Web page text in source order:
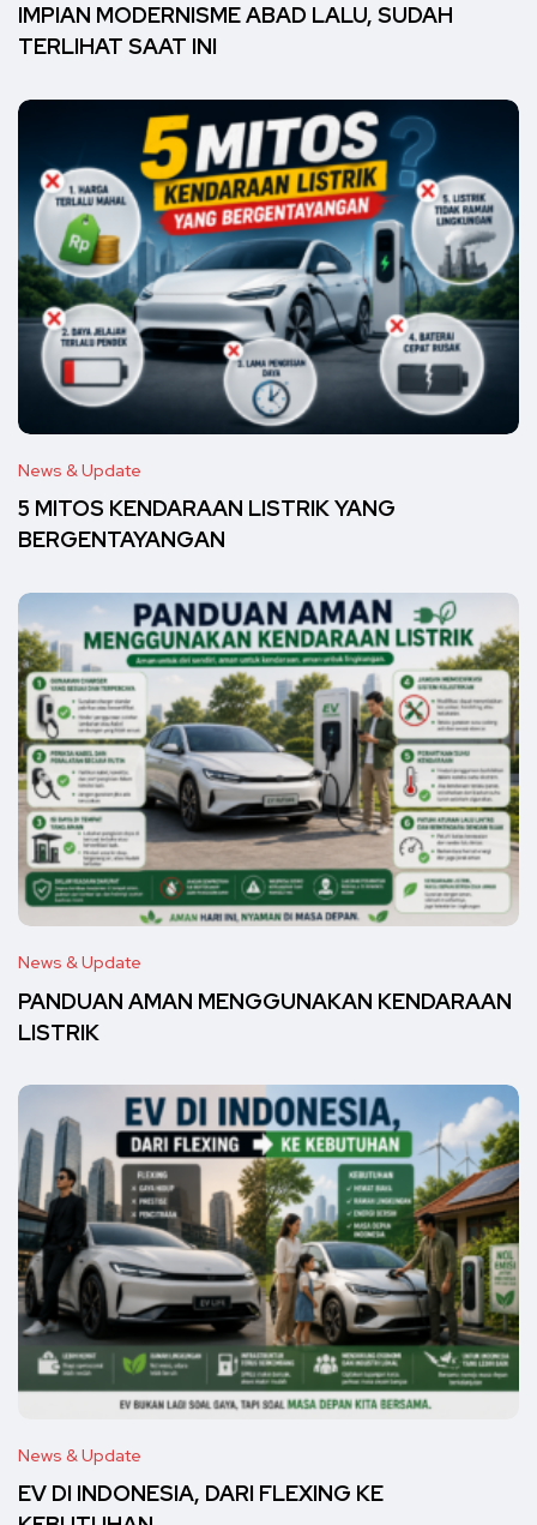
IMPIAN MODERNISME ABAD LALU, SUDAH
TERLIHAT SAAT INI
News & Update
5 MITOS KENDARAAN LISTRIK YANG
BERGENTAYANGAN
News & Update
PANDUAN AMAN MENGGUNAKAN KENDARAAN
LISTRIK
News & Update
EV DI INDONESIA, DARI FLEXING KE